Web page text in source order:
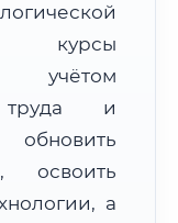
ФИС ФРДО
курсы
учётом
труда и
обновить
освоить
а